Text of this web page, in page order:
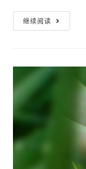
继续阅读